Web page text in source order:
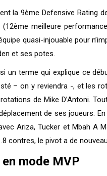
la 9ème Defensive Rating
meilleure
quasi-injouable pour
et ses potes.
un terme qui explique ce
– on y reviendra -, et les
de Mike D’Antoni.
de ses joueurs.
Ariza, Tucker et Mbah A
contres, le pivot a de
mode MVP